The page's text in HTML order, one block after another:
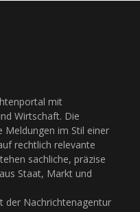
mit
Wirtschaft. Die
Meldungen im Stil einer
rechtlich relevante
sachliche, präzise
Staat, Markt und
der Nachrichtenagentur